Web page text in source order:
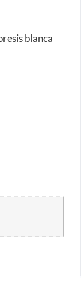
blanca